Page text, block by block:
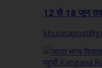
12 से 18 जून